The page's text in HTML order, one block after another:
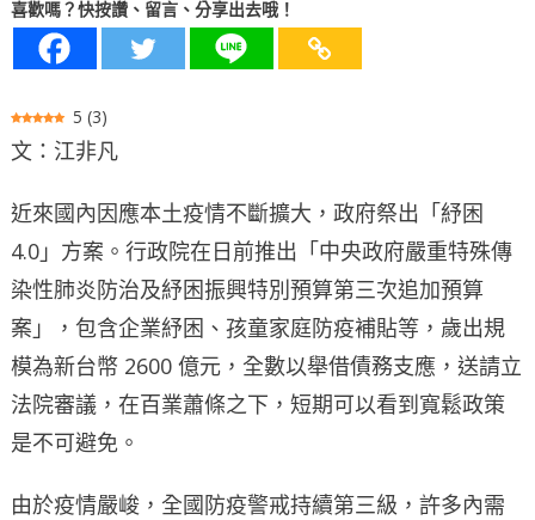
喜歡嗎？快按讚、留言、分享出去哦！
5 (3)
文：江非凡
近來國內因應本土疫情不斷擴大，政府祭出「紓困
4.0」方案。行政院在日前推出「中央政府嚴重特殊傳
染性肺炎防治及紓困振興特別預算第三次追加預算
案」，包含企業紓困、孩童家庭防疫補貼等，歲出規
模為新台幣 2600 億元，全數以舉借債務支應，送請立
法院審議，在百業蕭條之下，短期可以看到寬鬆政策
是不可避免。
由於疫情嚴峻，全國防疫警戒持續第三級，許多內需